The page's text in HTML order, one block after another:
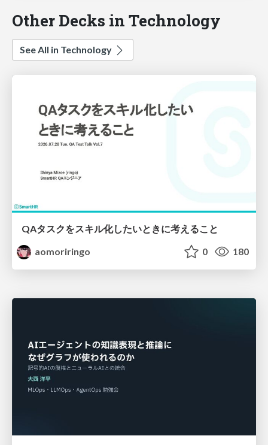
Other Decks in Technology
See All in Technology
QAタスクをスキル化したいときに考えること
aomoriringo
0 180